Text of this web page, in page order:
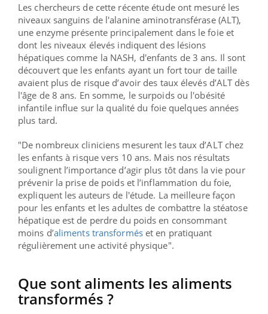
Les chercheurs de cette récente étude ont mesuré les
niveaux sanguins de l'alanine aminotransférase (ALT),
une enzyme présente principalement dans le foie et
dont les niveaux élevés indiquent des lésions
hépatiques comme la NASH, d'enfants de 3 ans. Il sont
découvert que les enfants ayant un fort tour de taille
avaient plus de risque d’avoir des taux élevés d’ALT dès
l'âge de 8 ans. En somme, le surpoids ou l'obésité
infantile influe sur la qualité du foie quelques années
plus tard.
"De nombreux cliniciens mesurent les taux d’ALT chez
les enfants à risque vers 10 ans. Mais nos résultats
soulignent l’importance d’agir plus tôt dans la vie pour
prévenir la prise de poids et l’inflammation du foie,
expliquent les auteurs de l'étude. La meilleure façon
pour les enfants et les adultes de combattre la stéatose
hépatique est de perdre du poids en consommant
moins d’aliments transforméset en pratiquant
régulièrement une activité physique".
Que sont aliments les aliments
transformés ?